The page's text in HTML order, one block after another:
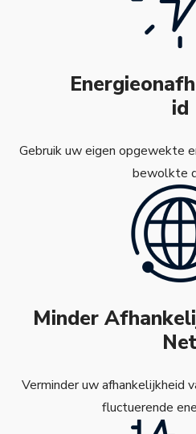
id
Gebruik uw eigen opgewekte
bewolkte
Minder
Verminder uw afhankelijkheid
fluctuerende